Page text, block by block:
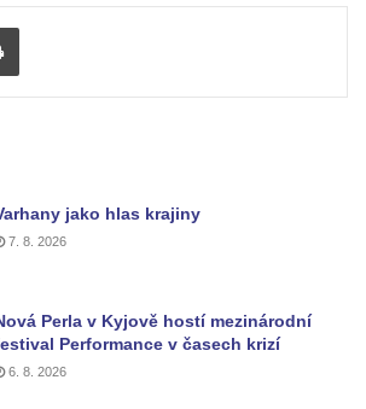
ZOO Hluboká
v ZOO Hluboká
barokní město Šporkovo
Hluboká
ZOO Hluboká
práce na budově záložny
Budějovicích
Jirsíka u Černé věže v
pod křížem u
Tisknout
jako hlas krajiny
7. 8. 2026
Perla v Kyjově hostí mezinárodní
Performance v časech krizí
6. 8. 2026